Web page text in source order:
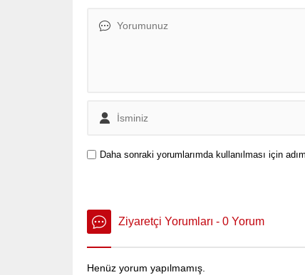
Daha sonraki yorumlarımda kullanılması için
Ziyaretçi Yorumları - 0 Yorum
Henüz yorum yapılmamış.